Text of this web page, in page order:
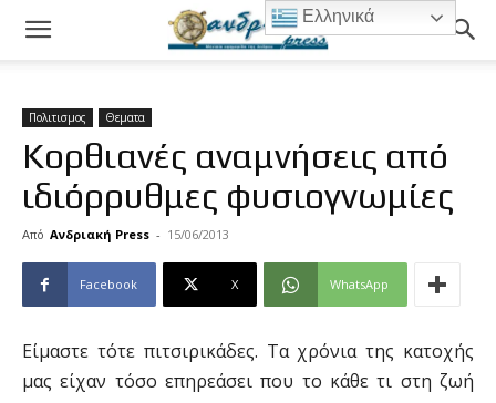
Πολιτισμος Θεματα
Koρθιανές αναμνήσεις από
ιδιόρρυθμες φυσιογνωμίες
Από Ανδριακή Press - 15/06/2013
Facebook X WhatsApp
Είμαστε τότε πιτσιρικάδες. Τα χρόνια της κατοχής
μας είχαν τόσο επηρεάσει που το κάθε τι στη ζωή
Ελληνικά